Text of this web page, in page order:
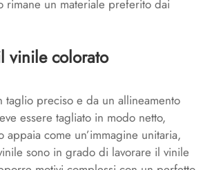
un materiale preferito dai
vinile colorato
preciso e da un allineamento
essere tagliato in modo netto,
come un’immagine unitaria,
sono in grado di lavorare il vinile